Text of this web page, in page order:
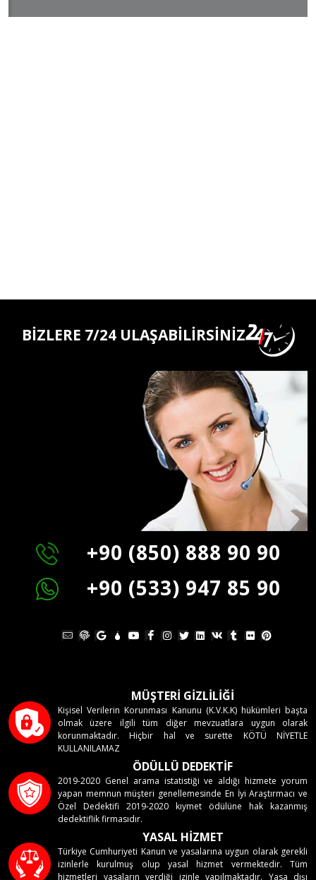
BİZLERE 7/24 ULAŞABİLİRSİNİZ
+90 (850) 888 90 90
+90 (533) 947 85 90
MÜŞTERİ GİZLİLİĞİ
Kişisel Verilerin Korunması Kanunu (K.V.K.K) hükümleri başta
olmak üzere ilgili tüm diğer mevzuatlara uygun olarak
korunmaktadır. Hiçbir hal ve surette KÖTÜ NİYETLE
KULLANILAMAZ
ÖDÜLLÜ DEDEKTİF
2019-2020 Genel arama istatistiği ve aldığı hizmete yorum
yapan memnun müşteri genellemesinde En İyi Araştırmacı ve
Özel Dedektifi 2019-2020 kıymet ödülüne hak kazanmış
dedektiflik firmasıdır.
YASAL HİZMET
Türkiye Cumhuriyeti Kanun ve yasalarına uygun olarak gerekli
izinlerle kurulmuş olup yasal hizmet vermektedir. Tüm
hizmetleri yasaların verdiği izinle yapılmaktadır. Yasa dışı